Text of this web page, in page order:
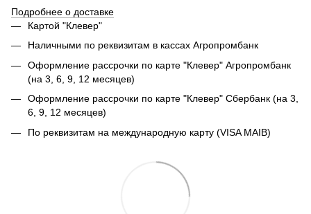
Подробнее о доставке
Картой "Клевер"
Наличными по реквизитам в кассах Агропромбанк
Оформление рассрочки по карте "Клевер" Агропромбанк
(на 3, 6, 9, 12 месяцев)
Оформление рассрочки по карте "Клевер" Сбербанк (на 3,
6, 9, 12 месяцев)
По реквизитам на международную карту (VISA MAIB)